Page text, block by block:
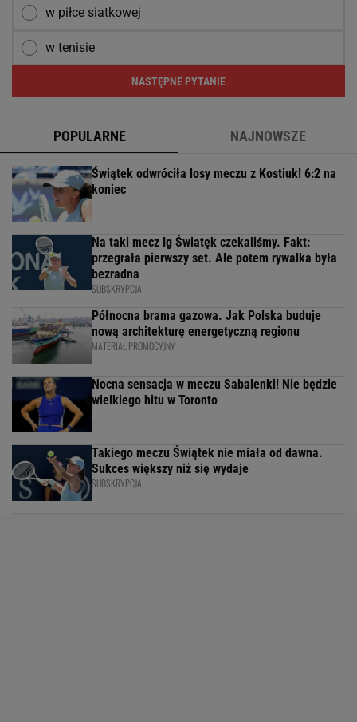
w piłce siatkowej
w tenisie
NASTĘPNE PYTANIE
POPULARNE NAJNOWSZE
Świątek odwróciła losy meczu z Kostiuk! 6:2 na
koniec
Na taki mecz Ig Światęk czekaliśmy. Fakt:
przegrała pierwszy set. Ale potem rywalka była
bezradna
SUBSKRYPCJA
Północna brama gazowa. Jak Polska buduje
nową architekturę energetyczną regionu
MATERIAŁ PROMOCYJNY
Nocna sensacja w meczu Sabalenki! Nie będzie
wielkiego hitu w Toronto
Takiego meczu Świątek nie miała od dawna.
Sukces większy niż się wydaje
SUBSKRYPCJA